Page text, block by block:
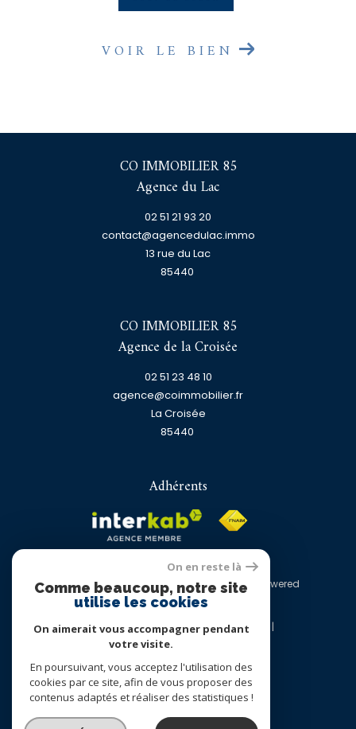
VOIR LE BIEN
CO IMMOBILIER 85
Agence du Lac
02 51 21 93 20
contact@agencedulac.immo
13 rue du Lac
85440
CO IMMOBILIER 85
Agence de la Croisée
02 51 23 48 10
agence@coimmobilier.fr
La Croisée
85440
Adhérents
© 2026 | Tous droits réservés | Traduction powered
by Google |
Mentions légales
Admin
Nos liens
Politique RGPD
On en reste là
Comme beaucoup, notre site
utilise les cookies
On aimerait vous accompagner pendant
votre visite.
En poursuivant, vous acceptez l'utilisation des
cookies par ce site, afin de vous proposer des
contenus adaptés et réaliser des statistiques !